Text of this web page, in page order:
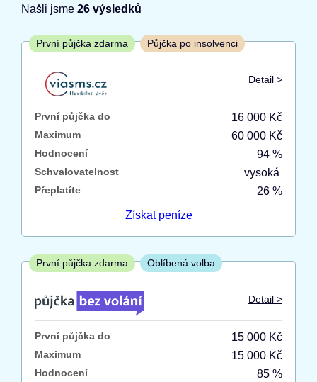
Od
První půjčka zdarma
–
ano
ne
ano
ne
V exekuci
ne
Po insolvenci
Našli jsme26 výsledků
První půjčka zdarma Půjčka po insolvenci
Detail >
První půjčka do 16 000 Kč
Maximum 60 000 Kč
Hodnocení 94 %
Schvalovatelnost vysoká
Přeplatíte
26 %
Získatpeníze
První půjčka zdarma Oblíbená volba
Detail >
První půjčka do 15 000 Kč
Maximum 15 000 Kč
Hodnocení 85 %